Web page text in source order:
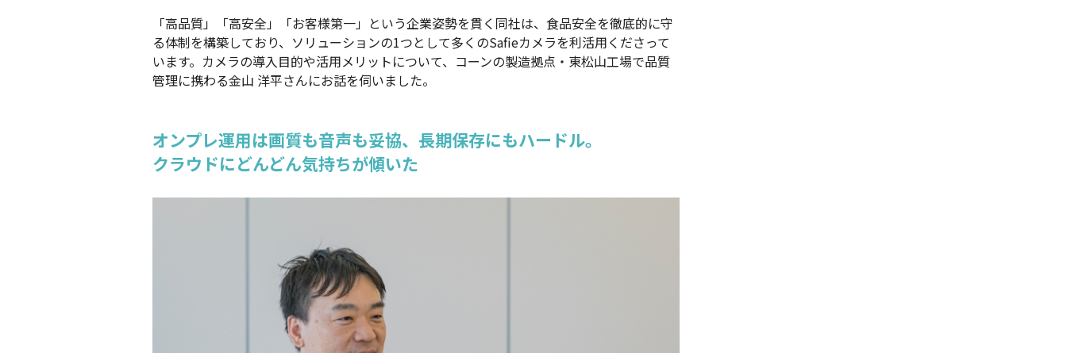
「高品質」「高安全」「お客様第一」という企業姿勢を貫く同社は、食品安全を徹底的に守
る体制を構築しており、ソリューションの1つとして多くのSafieカメラを利活用くださって
います。カメラの導入目的や活用メリットについて、コーンの製造拠点・東松山工場で品質
管理に携わる金山 洋平さんにお話を伺いました。
オンプレ運用は画質も音声も妥協、長期保存にもハードル。
クラウドにどんどん気持ちが傾いた